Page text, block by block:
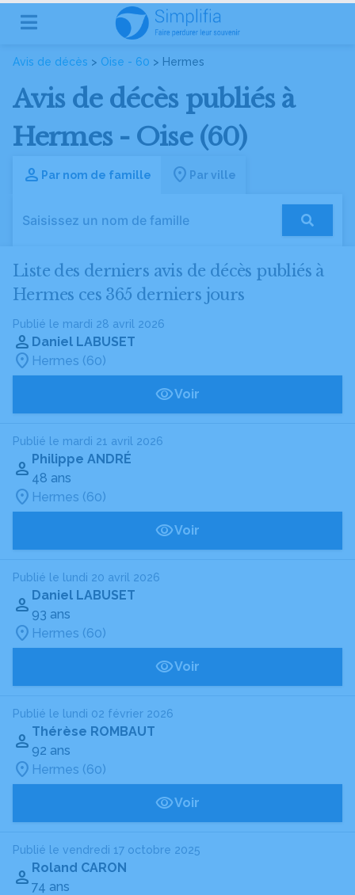
Avis de décès > Oise - 60 > Hermes
Avis de décès publiés à
Hermes - Oise (60)
Par nom de famille Par ville
Liste des derniers avis de décès publiés à
Hermes ces 365 derniers jours
Publié le mardi 28 avril 2026
Daniel LABUSET
Hermes (60)
Voir
Publié le mardi 21 avril 2026
Philippe ANDRÉ
48 ans
Hermes (60)
Voir
Publié le lundi 20 avril 2026
Daniel LABUSET
93 ans
Hermes (60)
Voir
Publié le lundi 02 février 2026
Thérèse ROMBAUT
92 ans
Hermes (60)
Voir
Publié le vendredi 17 octobre 2025
Roland CARON
74 ans